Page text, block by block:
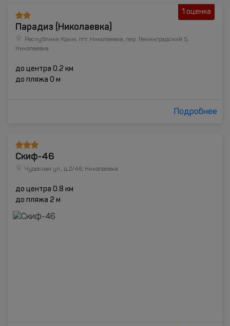
1 оценка
Парадиз (Николаевка)
Республика Крым, пгт. Николаевка, пер. Ленинградский 5,
Николаевка
до центра 0.2 км
до пляжа 0 м
Подробнее
Скиф-46
Чудесная ул., д.2/46, Николаевка
до центра 0.8 км
до пляжа 2 м